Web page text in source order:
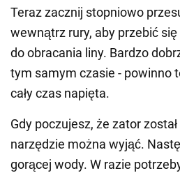
Teraz zacznij stopniowo
wewnątrz rury, aby przebić
do obracania liny. Bardzo
tym samym czasie - powinno
cały czas napięta.
Gdy poczujesz, że zator
narzędzie można wyjąć.
gorącej wody. W razie